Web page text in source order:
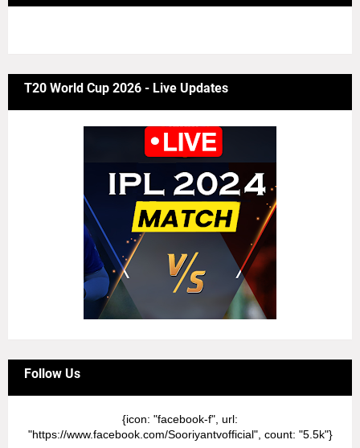
T20 World Cup 2026 - Live Updates
Follow Us
{icon: "facebook-f", url:
"https://www.facebook.com/Sooriyantvofficial", count: "5.5k"}